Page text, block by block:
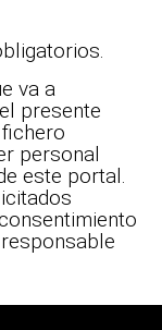
va a
presente
personal
este portal.